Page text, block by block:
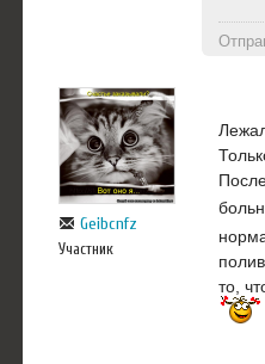
Geibcnfz
Участник
то,